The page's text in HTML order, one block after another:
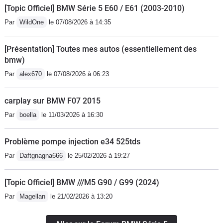
série ou en option sont nombreux,
directeur. Non seulement il réduit le
petites routes à cette lourde voiture.
Autre exemple sur autoroute, elle
change de voie de travers, comme un
crabe (léger braquage des roues
arrières dans le même sens que les
avants), c'est plus stable. L'aspect
sécuritaire qu'apporte ce train arrière
directeur n'est pas à négliger nos plus,
voiture. L affichage tête haute est de
belle qualité, l aide au stationnement
[Topic Officiel] BMW Série 5 E60 / E61 (2003-2010)
Par WildOne le 07/08/2026 à 14:35
[Présentation] Toutes mes autos (essentiellement des
bmw)
Par alex670 le 07/08/2026 à 06:23
carplay sur BMW F07 2015
Par boella le 11/03/2026 à 16:30
Problème pompe injection e34 525tds
Par Daftgnagna666 le 25/02/2026 à 19:27
[Topic Officiel] BMW ///M5 G90 / G99 (2024)
Par Magellan le 21/02/2026 à 13:20